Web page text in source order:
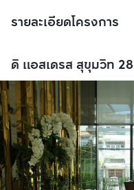
รายละเอียดโครงการ
ดิ แอสเดรส สุขุมวิท 28